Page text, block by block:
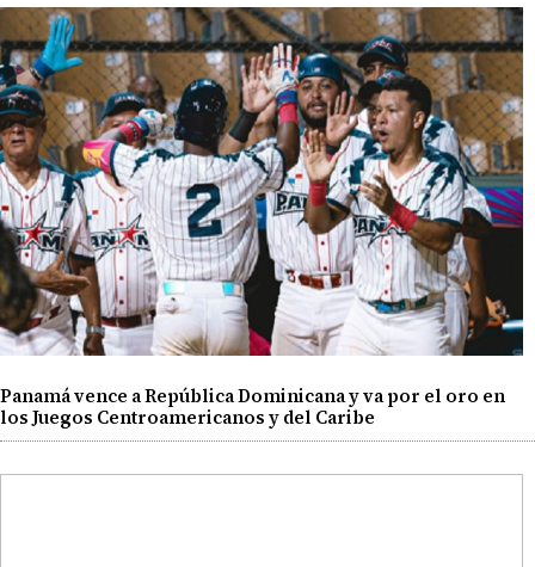
Panamá vence a República Dominicana y va por el oro en
los Juegos Centroamericanos y del Caribe